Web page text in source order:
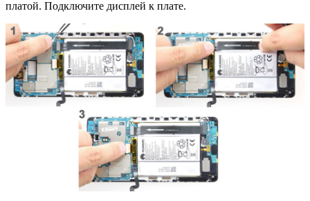
платой. Подключите дисплей к плате.